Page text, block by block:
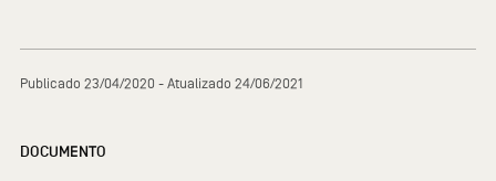
Publicado 23/04/2020 - Atualizado 24/06/2021
DOCUMENTO